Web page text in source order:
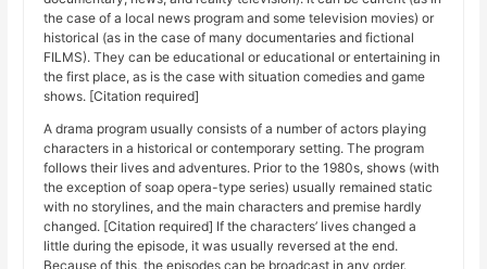
the case of a local news program and some television movies) or
historical (as in the case of many documentaries and fictional
FILMS). They can be educational or educational or entertaining in
the first place, as is the case with situation comedies and game
shows. [Citation required]
A drama program usually consists of a number of actors playing
characters in a historical or contemporary setting. The program
follows their lives and adventures. Prior to the 1980s, shows (with
the exception of soap opera-type series) usually remained static
with no storylines, and the main characters and premise hardly
changed. [Citation required] If the characters’ lives changed a
little during the episode, it was usually reversed at the end.
Because of this, the episodes can be broadcast in any order.